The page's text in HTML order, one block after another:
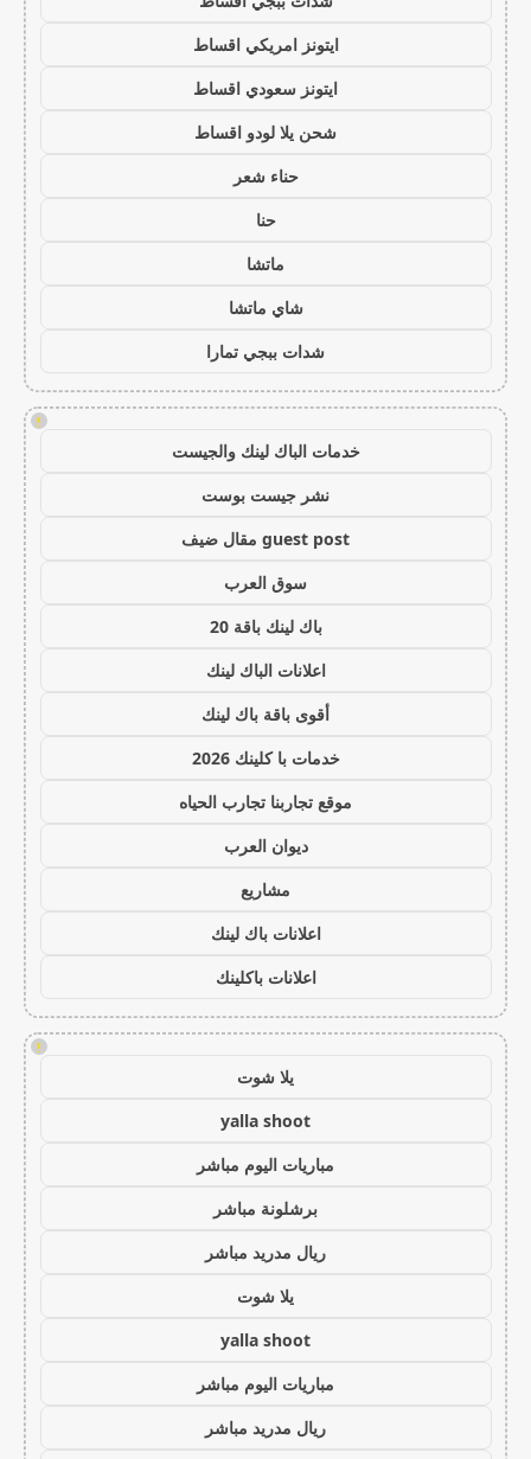
ايتونز امريكي اقساط
ايتونز سعودي اقساط
شحن يلا لودو اقساط
حناء شعر
حنا
ماتشا
شاي ماتشا
شدات ببجي تمارا
!
خدمات الباك لينك والجيست
نشر جيست بوست
guest post مقال ضيف
سوق العرب
باك لينك باقة 20
اعلانات الباك لينك
أقوى باقة باك لينك
خدمات با كلينك 2026
موقع تجاربنا تجارب الحياه
ديوان العرب
مشاريع
اعلانات باك لينك
اعلانات باكلينك
!
يلا شوت
yalla shoot
مباريات اليوم مباشر
برشلونة مباشر
ريال مدريد مباشر
يلا شوت
yalla shoot
مباريات اليوم مباشر
ريال مدريد مباشر